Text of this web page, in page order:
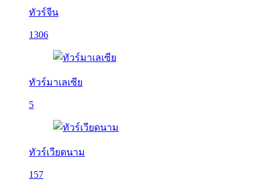
ทัวร์จีน
1306
ทัวร์มาเลเซีย
5
ทัวร์เวียดนาม
157